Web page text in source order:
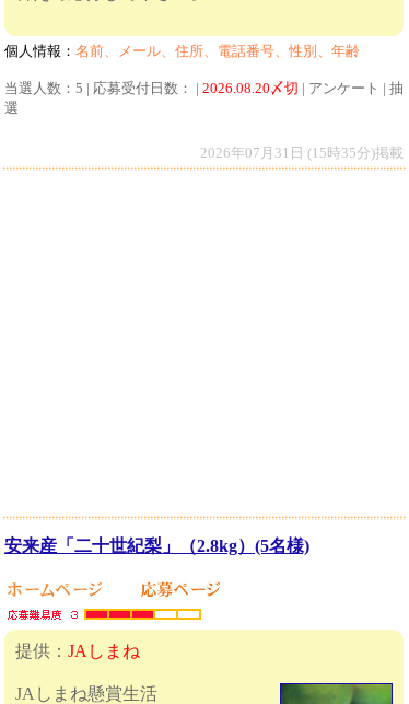
個人情報： 名前、メール、住所、電話番号、性別、年齢
当選人数：5 | 応募受付日数： | 2026.08.20〆切 | アンケート | 抽
選
2026年07月31日 (15時35分)掲載
安来産「二十世紀梨」（2.8kg）(5名様)
提供： JAしまね
JAしまね懸賞生活